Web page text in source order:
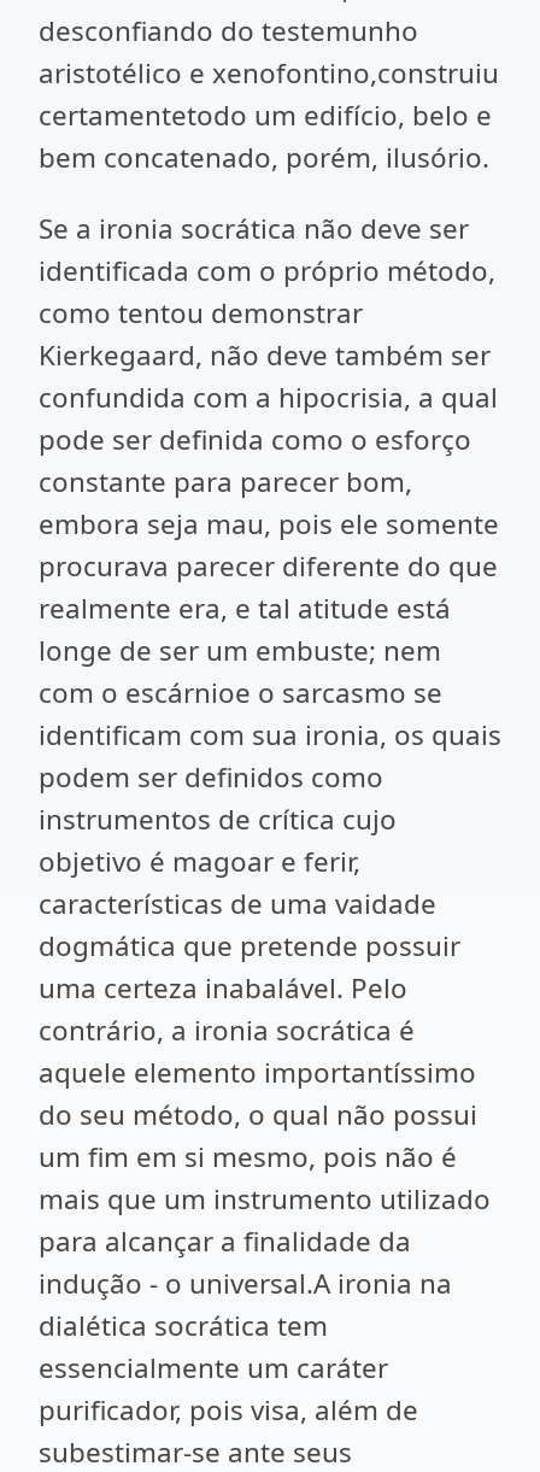
desconfiando do testemunho
aristotélico e xenofontino,construiu
certamentetodo um edifício, belo e
bem concatenado, porém, ilusório.
Se a ironia socrática não deve ser
identificada com o próprio método,
como tentou demonstrar
Kierkegaard, não deve também ser
confundida com a hipocrisia, a qual
pode ser definida como o esforço
constante para parecer bom,
embora seja mau, pois ele somente
procurava parecer diferente do que
realmente era, e tal atitude está
longe de ser um embuste; nem
com o escárnioe o sarcasmo se
identificam com sua ironia, os quais
podem ser definidos como
instrumentos de crítica cujo
objetivo é magoar e ferir,
características de uma vaidade
dogmática que pretende possuir
uma certeza inabalável. Pelo
contrário, a ironia socrática é
aquele elemento importantíssimo
do seu método, o qual não possui
um fim em si mesmo, pois não é
mais que um instrumento utilizado
para alcançar a finalidade da
indução - o universal.A ironia na
dialética socrática tem
essencialmente um caráter
purificador, pois visa, além de
subestimar-se ante seus